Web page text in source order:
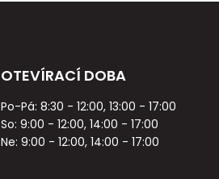
OTEVÍRACÍ DOBA
Po-Pá: 8:30 - 12:00, 13:00 - 17:00
So: 9:00 - 12:00, 14:00 - 17:00
Ne: 9:00 - 12:00, 14:00 - 17:00